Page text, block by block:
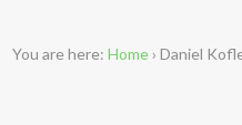
You are here: Home › Daniel